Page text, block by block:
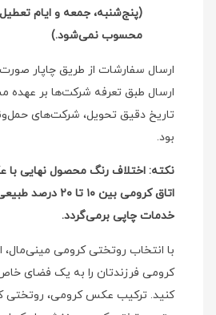
(پنج‌شنبه، جمعه و ایام
محسوب نمی‌شود.)
ارسال سفارشات از طریق چاپار
ارسال طبق تعرفه شرکت‌ها بر عهده
تاریخ دقیق تحویل، شرکت‌های
بود.
نکته: اختلاف رنگ محصول نهایی
اتاق کرومی بین ۱۰
خدمات چاپی برمی‌گردد.
با انتخاب روتختی کرومی
کرومی فرزندتان را به یک فضای
کنید. ترکیب عکس کرومی، روتختی